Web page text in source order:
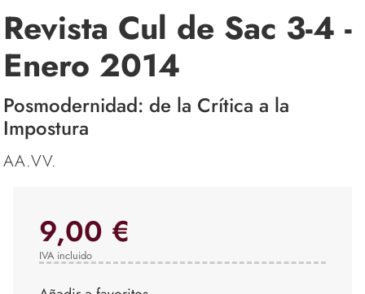
Revista Cul de Sac 3-4 -
Enero 2014
Posmodernidad: de la Crítica a la
Impostura
AA.VV.
9,00 €
IVA incluido